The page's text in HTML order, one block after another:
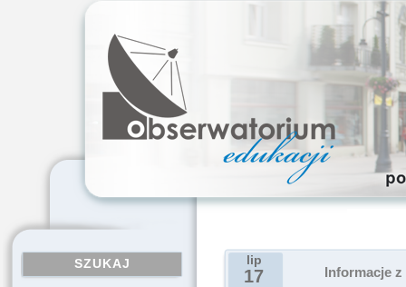
SZUKAJ lip
17 Informacje